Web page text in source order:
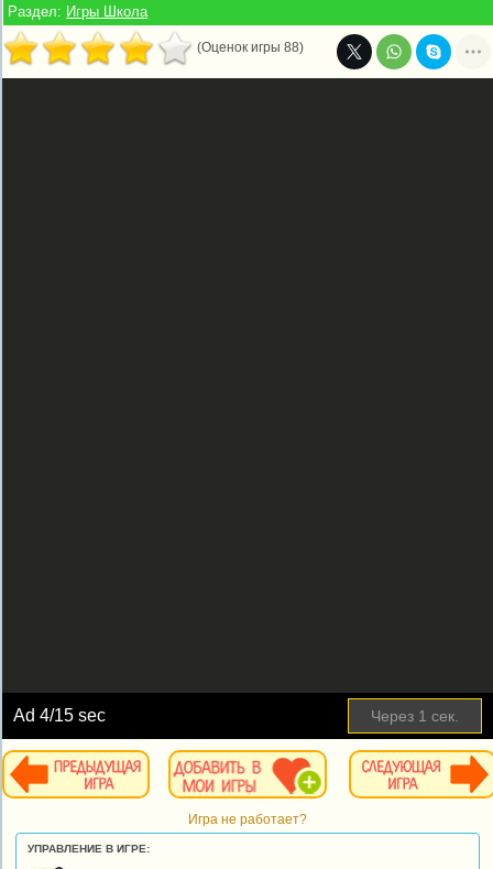
Раздел: Игры Школа
(Оценок игры 88)
Ad4/15 sec Через 1 сек.
Игра не работает?
УПРАВЛЕНИЕ В ИГРЕ: